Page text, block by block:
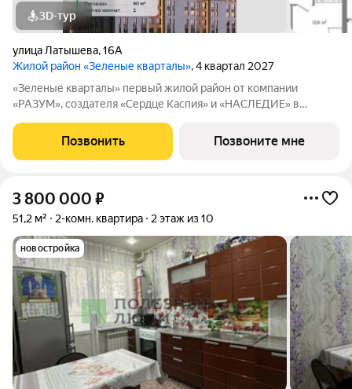
3D-тур
улица Латышева,16А
Жилой район «Зеленые кварталы», 4 квартал 2027
«Зеленые кварталы» первый жилой район от компании
«РАЗУМ», создателя «Сердце Каспия» и «НАСЛЕДИЕ» в
объединенных общим бульваром. Жилой район расположен в
центре университетской жизни Астрахани. Рядом
Позвонить Позвоните мне
3 800 000 ₽
51,2 м² 2-комн. квартира 2 этаж из 10
новостройка